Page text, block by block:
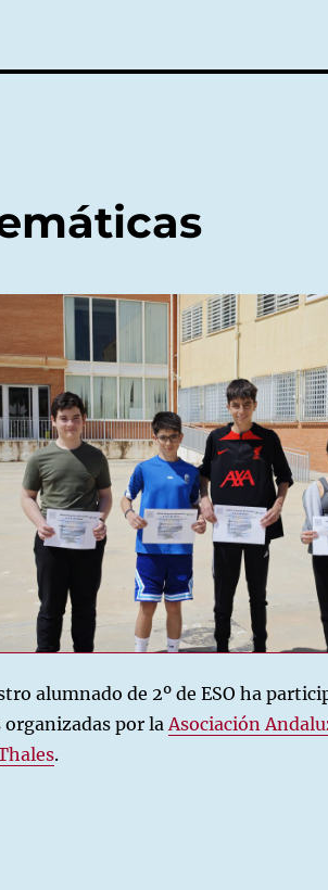
alumnado de 2º de ESO ha
organizadas por laAsociación
.